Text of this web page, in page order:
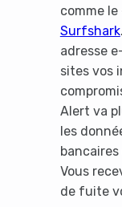
comme le
Surfshark
adresse
sites vos
Alert va
les
Vous
de fuite